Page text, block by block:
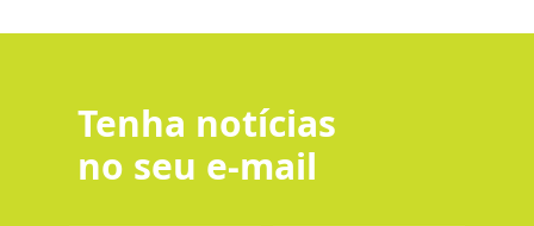
Tenha notícias
no seu e-mail